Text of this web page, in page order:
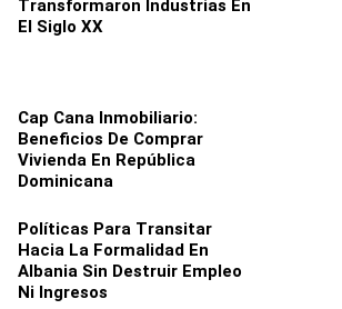
Transformaron Industrias En
El Siglo XX
Cap Cana Inmobiliario:
Beneficios De Comprar
Vivienda En República
Dominicana
Políticas Para Transitar
Hacia La Formalidad En
Albania Sin Destruir Empleo
Ni Ingresos